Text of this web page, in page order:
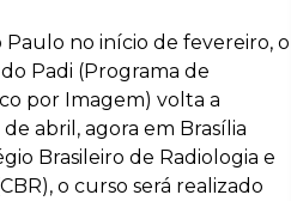
Paulo no início de fevereiro, o
Padi (Programa de
por Imagem) volta a
abril, agora em Brasília
Brasileiro de Radiologia e
o curso será realizado